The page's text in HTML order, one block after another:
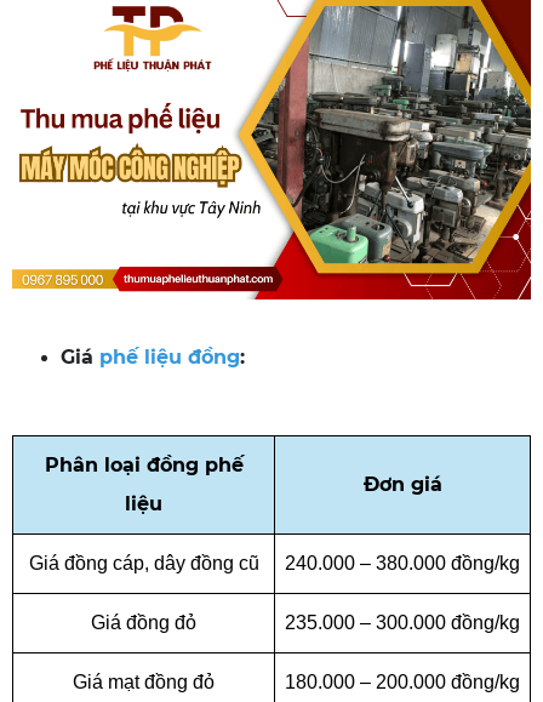
Giá phế liệu đồng:
Phân loại đồng phế
liệu
Đơn giá
Giá đồng cáp, dây đồng cũ 240.000 – 380.000 đồng/kg
Giá đồng đỏ 235.000 – 300.000 đồng/kg
Giá mạt đồng đỏ 180.000 – 200.000 đồng/kg